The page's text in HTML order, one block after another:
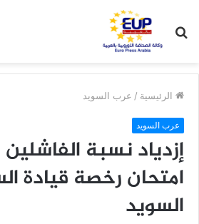
عن
الرئيسية / عرب السويد
عرب السويد
إزدياد نسبة
امتحان رخصة قيادة
السويد